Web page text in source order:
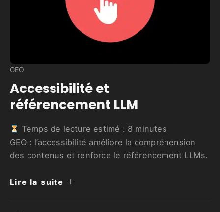
GEO
Accessibilité et
référencement LLM
Temps de lecture estimé : 8 minutes
GEO : l’accessibilité améliore la compréhension
des contenus et renforce le référencement LLMs.
Lire la suite